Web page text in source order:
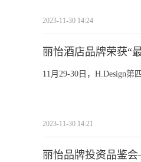
2023-11-30 14:24
丽怡酒店品牌荣获“
11月29-30日，H.Design
2023-11-30 14:21
丽怡品牌投资品鉴